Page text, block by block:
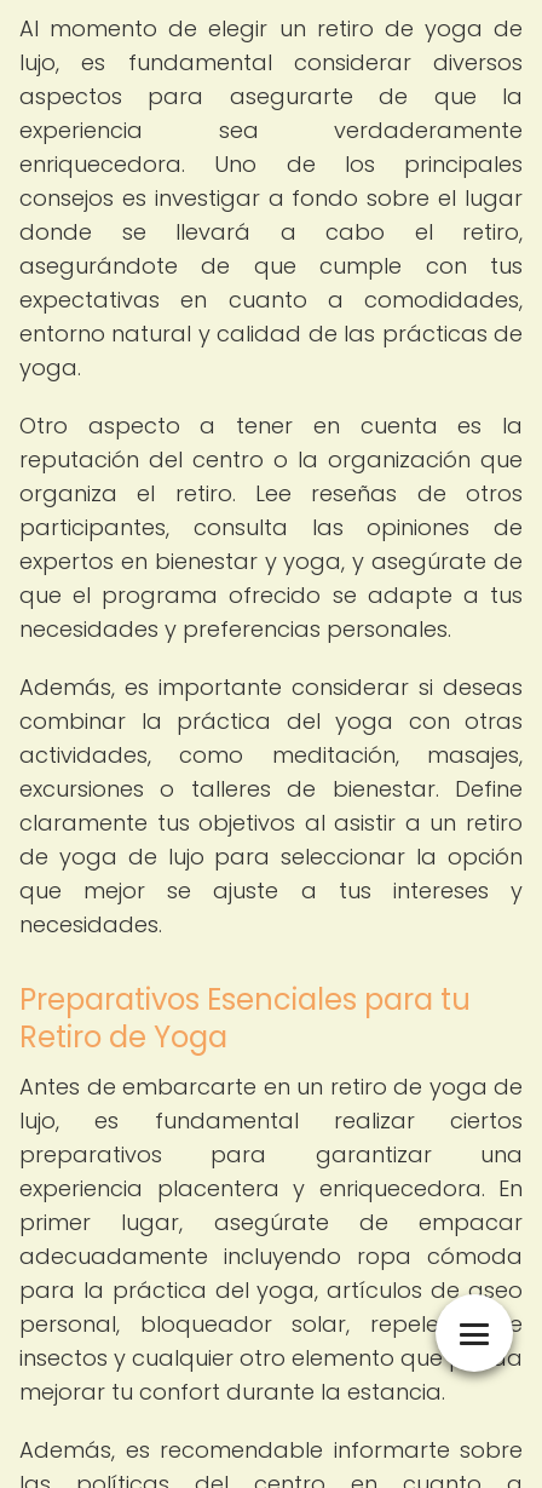
Al momento de elegir un retiro de yoga de
lujo, es fundamental considerar diversos
aspectos para asegurarte de que la
experiencia sea verdaderamente
enriquecedora. Uno de los principales
consejos es investigar a fondo sobre el lugar
donde se llevará a cabo el retiro,
asegurándote de que cumple con tus
expectativas en cuanto a comodidades,
entorno natural y calidad de las prácticas de
yoga.
Otro aspecto a tener en cuenta es la
reputación del centro o la organización que
organiza el retiro. Lee reseñas de otros
participantes, consulta las opiniones de
expertos en bienestar y yoga, y asegúrate de
que el programa ofrecido se adapte a tus
necesidades y preferencias personales.
Además, es importante considerar si deseas
combinar la práctica del yoga con otras
actividades, como meditación, masajes,
excursiones o talleres de bienestar. Define
claramente tus objetivos al asistir a un retiro
de yoga de lujo para seleccionar la opción
que mejor se ajuste a tus intereses y
necesidades.
Preparativos Esenciales para tu
Retiro de Yoga
Antes de embarcarte en un retiro de yoga de
lujo, es fundamental realizar ciertos
preparativos para garantizar una
experiencia placentera y enriquecedora. En
primer lugar, asegúrate de empacar
adecuadamente incluyendo ropa cómoda
para la práctica del yoga, artículos de aseo
personal, bloqueador solar, repelente de
insectos y cualquier otro elemento que pueda
mejorar tu confort durante la estancia.
Además, es recomendable informarte sobre